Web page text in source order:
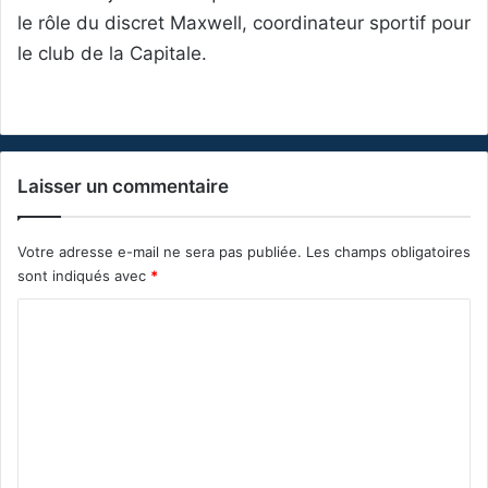
le rôle du discret Maxwell, coordinateur sportif pour
le club de la Capitale.
Laisser un commentaire
Votre adresse e-mail ne sera pas publiée. Les champs obligatoires
sont indiqués avec *